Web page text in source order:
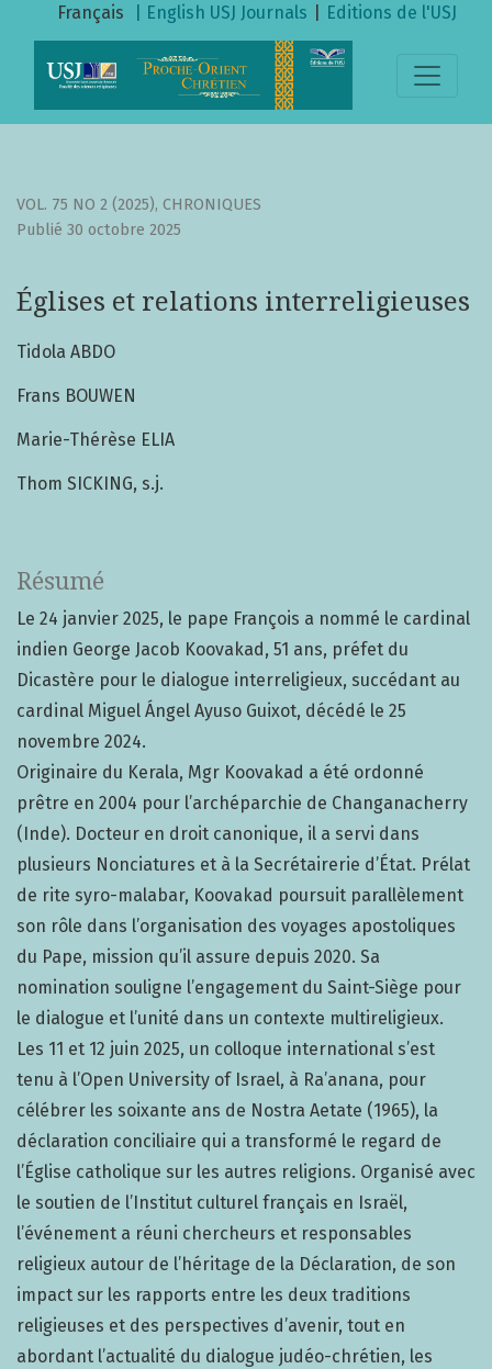
Églises et relations interreligieuses
Français | English USJ Journals Editions de l'USJ
VOL. 75 NO 2 (2025), CHRONIQUES
Églises et relations interreligieuses
Publié 30 octobre 2025
Tidola ABDO
Frans BOUWEN
Marie-Thérèse ELIA
Thom SICKING, s.j.
Résumé
Le 24 janvier 2025, le pape François a nommé le cardinal
indien George Jacob Koovakad, 51 ans, préfet du
Dicastère pour le dialogue interreligieux, succédant au
cardinal Miguel Ángel Ayuso Guixot, décédé le 25
novembre 2024.
Originaire du Kerala, Mgr Koovakad a été ordonné
prêtre en 2004 pour l’archéparchie de Changanacherry
(Inde). Docteur en droit canonique, il a servi dans
plusieurs Nonciatures et à la Secrétairerie d’État. Prélat
de rite syro-malabar, Koovakad poursuit parallèlement
son rôle dans l’organisation des voyages apostoliques
du Pape, mission qu’il assure depuis 2020. Sa
nomination souligne l’engagement du Saint-Siège pour
le dialogue et l’unité dans un contexte multireligieux.
Les 11 et 12 juin 2025, un colloque international s’est
tenu à l’Open University of Israel, à Ra’anana, pour
célébrer les soixante ans de Nostra Aetate (1965), la
déclaration conciliaire qui a transformé le regard de
l’Église catholique sur les autres religions. Organisé avec
le soutien de l’Institut culturel français en Israël,
l’événement a réuni chercheurs et responsables
religieux autour de l’héritage de la Déclaration, de son
impact sur les rapports entre les deux traditions
religieuses et des perspectives d’avenir, tout en
abordant l’actualité du dialogue judéo-chrétien, les